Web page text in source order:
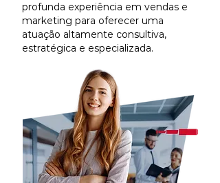
profunda experiência em vendas e
marketing para oferecer uma
atuação altamente consultiva,
estratégica e especializada.